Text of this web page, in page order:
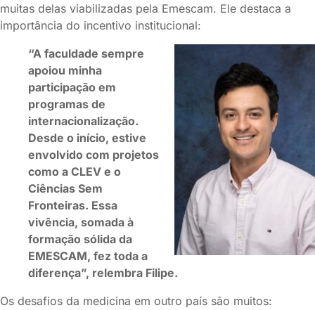
muitas delas viabilizadas pela Emescam. Ele destaca a
importância do incentivo institucional:
“A faculdade sempre
apoiou minha
participação em
programas de
internacionalização.
Desde o início, estive
envolvido com projetos
como a CLEV e o
Ciências Sem
Fronteiras. Essa
vivência, somada à
formação sólida da
EMESCAM, fez toda a
diferença”, relembra Filipe.
Os desafios da medicina em outro país são muitos: